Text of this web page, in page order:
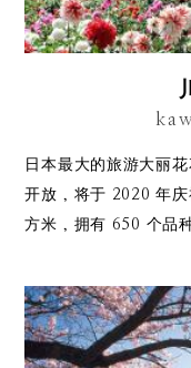
日本最大的旅游大丽
开放，将于 2020 年
方米，拥有 650 个品